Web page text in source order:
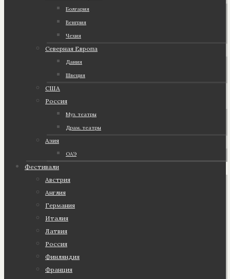
Болгария
Венгрия
Чехия
Северная Европа
Дания
Швеция
США
Россия
Муз. театры
Драм. театры
Азия
ОАЭ
Фестивали
Австрия
Англия
Германия
Италия
Латвия
Россия
Финляндия
Франция